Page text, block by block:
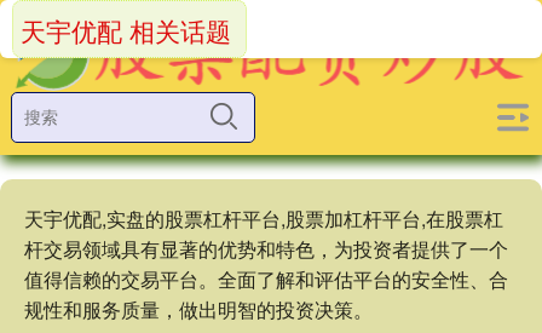
天宇优配,实盘的股票杠杆平台,股票加杠杆平台,在股票杠
杆交易领域具有显著的优势和特色，为投资者提供了一个
值得信赖的交易平台。全面了解和评估平台的安全性、合
规性和服务质量，做出明智的投资决策。
天宇优配 相关话题